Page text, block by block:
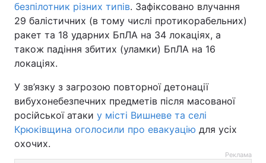
безпілотник різних типів. Зафіксовано влучання
29 балістичних (в тому числі протикорабельних)
ракет та 18 ударних БпЛА на 34 локаціях, а
також падіння збитих (уламки) БпЛА на 16
локаціях.
У зв’язку з загрозою повторної детонації
вибухонебезпечних предметів після масованої
російської атаки у місті Вишневе та селі
Крюківщина оголосили про евакуацію для усіх
охочих.
Реклама